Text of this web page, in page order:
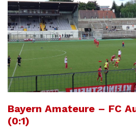
Bayern Amateure – FC
(0:1)